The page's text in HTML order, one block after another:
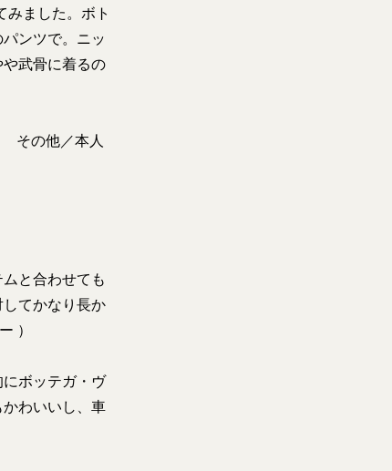
みました。ボト
ンツで。ニッ
武骨に着るの
その他／本人
と合わせても
てかなり長か
）
ボッテガ・ヴ
わいいし、車